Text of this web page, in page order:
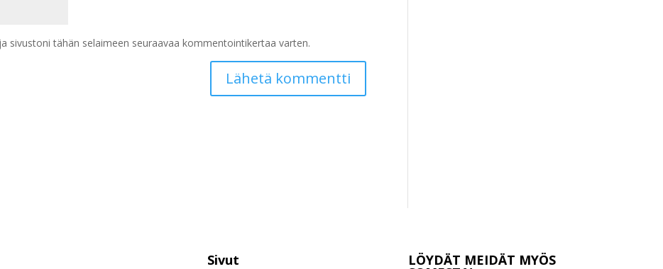
sivustoni tähän selaimeen seuraavaa kommentointikertaa varten.
Sivut LÖYDÄT MEIDÄT MYÖS